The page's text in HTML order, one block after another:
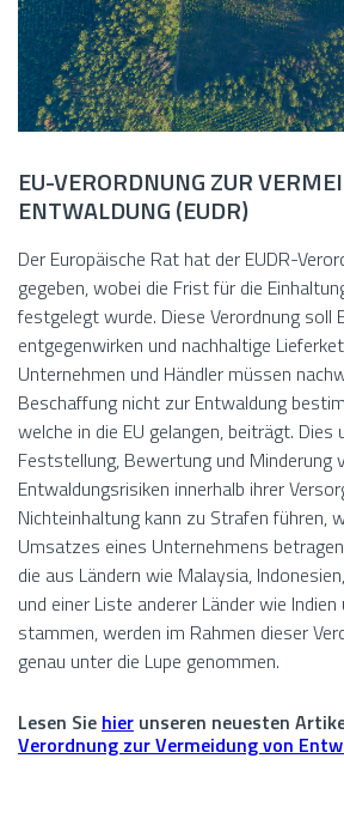
EU-VERORDNUNG ZUR
ENTWALDUNG (EUDR)
Der Europäische Rat hat der EUDR-
gegeben, wobei die Frist für die
festgelegt wurde. Diese Verordnung soll
entgegenwirken und nachhaltige
Unternehmen und Händler müssen
Beschaffung nicht zur Entwaldung
welche in die EU gelangen, beiträgt. Dies
Feststellung, Bewertung und Minderung
Entwaldungsrisiken innerhalb ihrer
Nichteinhaltung kann zu Strafen führen,
Umsatzes eines Unternehmens
die aus Ländern wie Malaysia,
und einer Liste anderer Länder wie
stammen, werden im Rahmen dieser
genau unter die Lupe genommen.
Lesen Sie hier unseren neuesten
Verordnung zur Vermeidung von